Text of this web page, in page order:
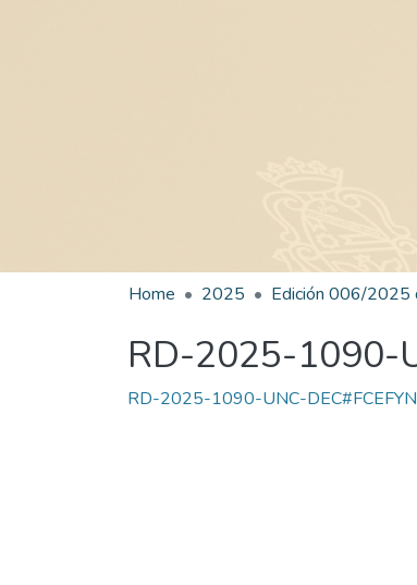
Home 2025
RD-2025-1090-
RD-2025-1090-UNC-